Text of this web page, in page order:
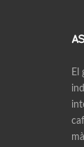
El